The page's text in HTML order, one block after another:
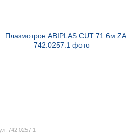
742.0257.1